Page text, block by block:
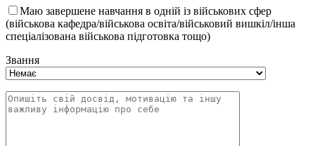
Маю завершене навчання в одній із військових сфер
(військова кафедра/військова освіта/військовий вишкіл/інша
спеціалізована військова підготовка тощо)
Звання